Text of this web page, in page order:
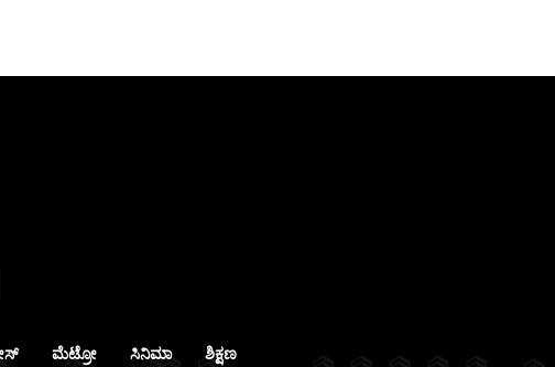
ಮೆಟ್ರೋ ಸಿನಿಮಾ ಶಿಕ್ಷಣ